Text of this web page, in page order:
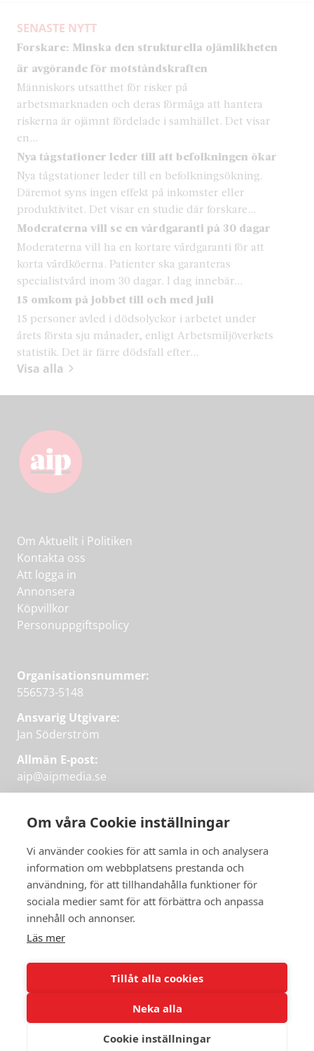
Om våra Cookie inställningar
Vi använder cookies för att samla in och analysera
information om webbplatsens prestanda och
användning, för att tillhandahålla funktioner för
sociala medier samt för att förbättra och anpassa
innehåll och annonser.
Läs mer
Tillåt alla cookies
Neka alla
Cookie inställningar
första månaden
gratis.
PRENUMERERA
SENASTE NYTT
Forskare: Minska den strukturella ojämlikheten
är avgörande för motståndskraften
Människors utsatthet för risker på
arbetsmarknaden och deras förmåga att hantera
riskerna är ojämnt fördelade i samhället. Det visar
en...
Nya tågstationer leder till att befolkningen ökar
Nya tågstationer leder till en befolkningsökning.
Däremot syns ingen effekt på inkomster eller
produktivitet. Det visar en studie där forskare...
Moderaterna vill se en vårdgaranti på 30 dagar
Moderaterna vill ha en kortare vårdgaranti för att
korta vårdköerna. Patienter ska garanteras
specialistvård inom 30 dagar. I dag innebär...
15 omkom på jobbet till och med juli
15 personer avled i dödsolyckor i arbetet under
årets första sju månader, enligt Arbetsmiljöverkets
statistik. Det är färre dödsfall efter...
Visa alla
Om Aktuellt i Politiken
Kontakta oss
Att logga in
Annonsera
Köpvillkor
Personuppgiftspolicy
Organisationsnummer:
556573-5148
Ansvarig Utgivare:
Jan Söderström
Allmän E-post:
aip@aipmedia.se
aip@flowyinfo.seeller 08-1210 60 40.
Instagram
LinkedIn
Twitter
Facebook
Få veckans bästa
artiklar på mejlen
PRENUMERERA
© 2026 Aktuellt i Politiken.